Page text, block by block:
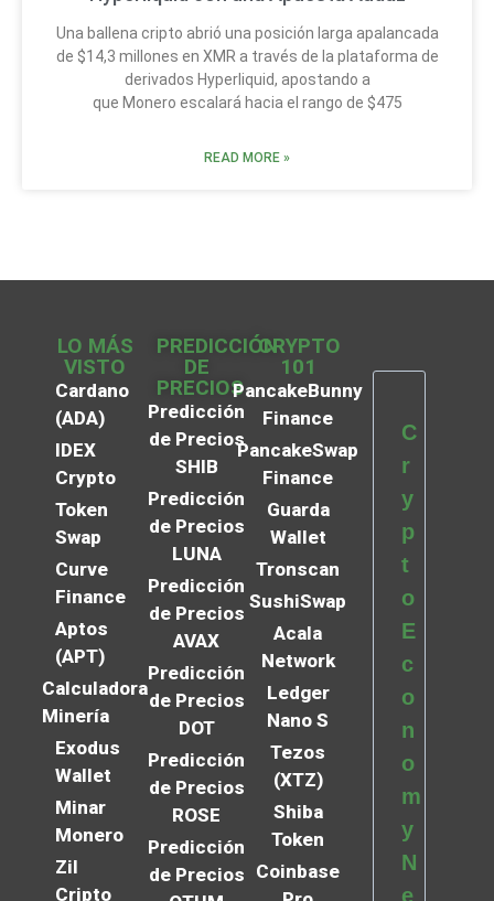
Una ballena cripto abrió una posición larga apalancada
de $14,3 millones en XMR a través de la plataforma de
derivados Hyperliquid, apostando a
que Monero escalará hacia el rango de $475
READ MORE »
LO MÁS
VISTO
Cardano
(ADA)
IDEX
Crypto
Token
Swap
Curve
Finance
Aptos
(APT)
Calculadora
Minería
Exodus
Wallet
Minar
Monero
Zil
Cripto
PREDICCIÓN
DE
PRECIOS
Predicción
de Precios
SHIB
Predicción
de Precios
LUNA
Predicción
de Precios
AVAX
Predicción
de Precios
DOT
Predicción
de Precios
ROSE
Predicción
de Precios
CRYPTO
101
PancakeBunny
Finance
PancakeSwap
Finance
Guarda
Wallet
Tronscan
SushiSwap
Acala
Network
Ledger
Nano S
Tezos
(XTZ)
Shiba
Token
Coinbase
C
r
y
p
t
o
E
c
o
n
o
m
y
N
e